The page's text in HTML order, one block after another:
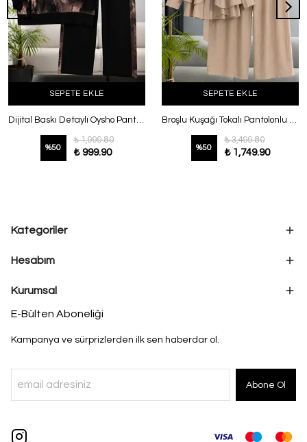
SEPETE EKLE
Dijital Baskı Detaylı Oysho Pantolonlu Takım Sütlü Kahve
%50
₺ 1,999.80
₺ 999.90
SEPETE EKLE
Broşlu Kuşağı Tokalı Pantolonlu Tül Modal Takım Vizon
%50
₺ 3,499.80
₺ 1,749.90
Kategoriler
Hesabım
Kurumsal
E-Bülten Aboneliği
Kampanya ve sürprizlerden ilk sen haberdar ol.
Abone Ol